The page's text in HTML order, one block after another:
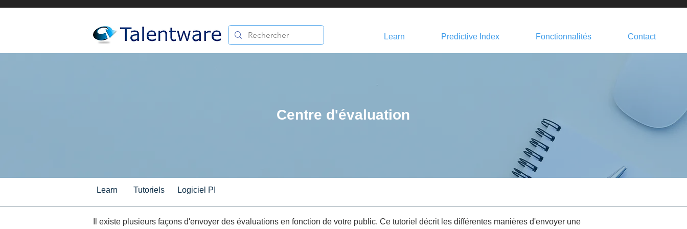
Learn Predictive Index Fonctionnalités Contact
Centre d'évaluation
Learn Tutoriels Logiciel PI
Il existe plusieurs façons d'envoyer des évaluations en fonction de votre public. Ce tutoriel décrit les différentes manières d'envoyer une